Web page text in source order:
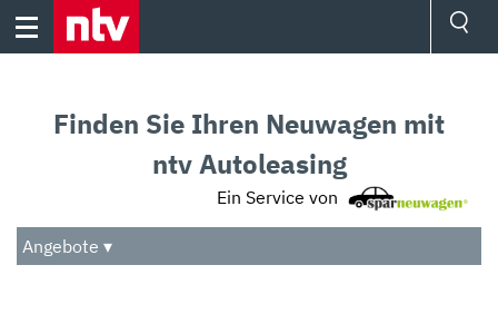
Skip
Audio
Das Beste
Finden Sie Ihren Neuwagen mit
ntv Autoleasing
Ein Service von
Angebote ▾